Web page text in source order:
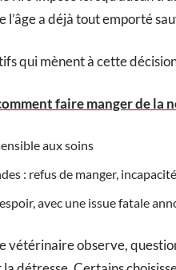
a déjà tout emporté
qui mènent à cette
faire manger de la
aux soins
: refus de manger,
avec une issue fatale
vétérinaire observe,